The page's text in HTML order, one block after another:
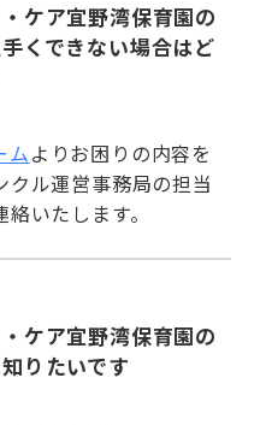
ケア宜野湾保育園の
くできない場合はど
ムよりお困りの内容を
ル運営事務局の担当
いたします。
ケア宜野湾保育園の
りたいです